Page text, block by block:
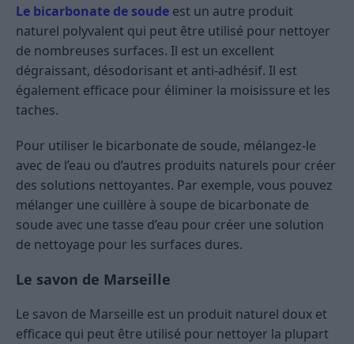
Le bicarbonate de soude est un autre produit
naturel polyvalent qui peut être utilisé pour nettoyer
de nombreuses surfaces. Il est un excellent
dégraissant, désodorisant et anti-adhésif. Il est
également efficace pour éliminer la moisissure et les
taches.
Pour utiliser le bicarbonate de soude, mélangez-le
avec de l’eau ou d’autres produits naturels pour créer
des solutions nettoyantes. Par exemple, vous pouvez
mélanger une cuillère à soupe de bicarbonate de
soude avec une tasse d’eau pour créer une solution
de nettoyage pour les surfaces dures.
Le savon de Marseille
Le savon de Marseille est un produit naturel doux et
efficace qui peut être utilisé pour nettoyer la plupart